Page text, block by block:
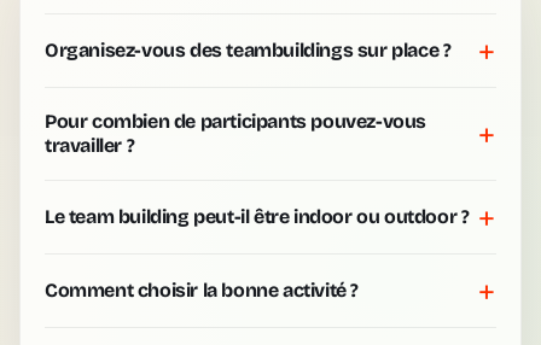
Organisez-vous des teambuildings sur place ? +
Pour combien de participants pouvez-vous
travailler ?
+
Le team building peut-il être indoor ou outdoor ? +
Comment choisir la bonne activité ? +